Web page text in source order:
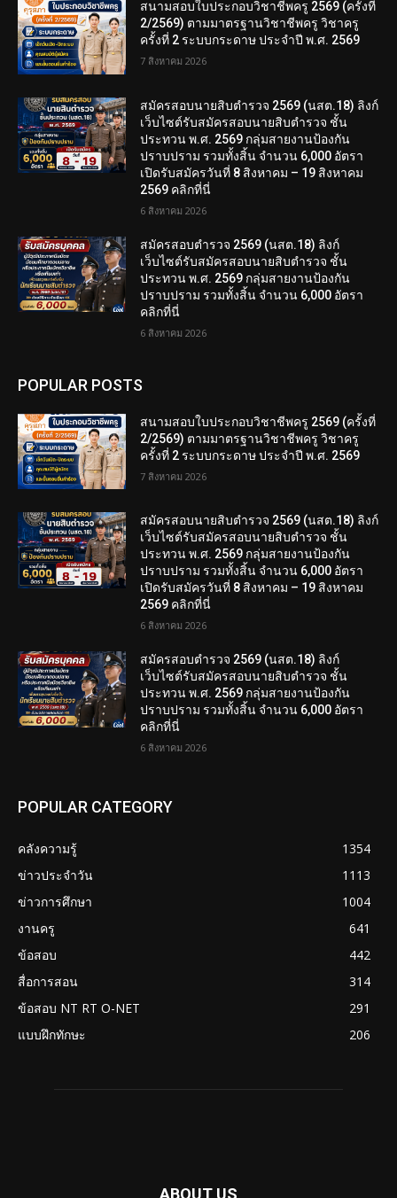
สนามสอบใบประกอบวิชาชีพครู 2569 (ครั้งที่
2/2569) ตามมาตรฐานวิชาชีพครู วิชาครู
ครั้งที่ 2 ระบบกระดาษ ประจำปี พ.ศ. 2569
7 สิงหาคม 2026
สมัครสอบนายสิบตำรวจ 2569 (นสต.18) ลิงก์
เว็บไซต์รับสมัครสอบนายสิบตำรวจ ชั้น
ประทวน พ.ศ. 2569 กลุ่มสายงานป้องกัน
ปราบปราม รวมทั้งสิ้น จำนวน 6,000 อัตรา
เปิดรับสมัครวันที่ 8 สิงหาคม – 19 สิงหาคม
2569 คลิกที่นี่
6 สิงหาคม 2026
สมัครสอบตํารวจ 2569 (นสต.18) ลิงก์
เว็บไซต์รับสมัครสอบนายสิบตำรวจ ชั้น
ประทวน พ.ศ. 2569 กลุ่มสายงานป้องกัน
ปราบปราม รวมทั้งสิ้น จำนวน 6,000 อัตรา
คลิกที่นี่
6 สิงหาคม 2026
POPULAR POSTS
สนามสอบใบประกอบวิชาชีพครู 2569 (ครั้งที่
2/2569) ตามมาตรฐานวิชาชีพครู วิชาครู
ครั้งที่ 2 ระบบกระดาษ ประจำปี พ.ศ. 2569
7 สิงหาคม 2026
สมัครสอบนายสิบตำรวจ 2569 (นสต.18) ลิงก์
เว็บไซต์รับสมัครสอบนายสิบตำรวจ ชั้น
ประทวน พ.ศ. 2569 กลุ่มสายงานป้องกัน
ปราบปราม รวมทั้งสิ้น จำนวน 6,000 อัตรา
เปิดรับสมัครวันที่ 8 สิงหาคม – 19 สิงหาคม
2569 คลิกที่นี่
6 สิงหาคม 2026
สมัครสอบตํารวจ 2569 (นสต.18) ลิงก์
เว็บไซต์รับสมัครสอบนายสิบตำรวจ ชั้น
ประทวน พ.ศ. 2569 กลุ่มสายงานป้องกัน
ปราบปราม รวมทั้งสิ้น จำนวน 6,000 อัตรา
คลิกที่นี่
6 สิงหาคม 2026
POPULAR CATEGORY
คลังความรู้
1354
ข่าวประจำวัน
1113
ข่าวการศึกษา
1004
งานครู
641
ข้อสอบ
442
สื่อการสอน
314
ข้อสอบ NT RT O-NET
291
แบบฝึกทักษะ
206